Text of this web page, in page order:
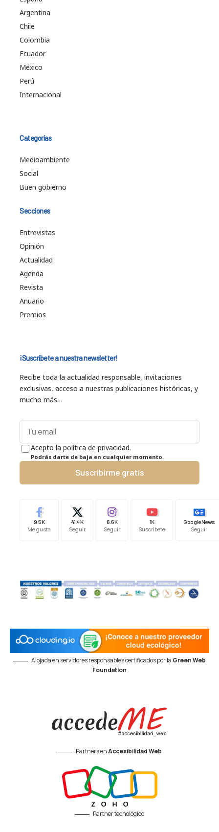
Argentina
Chile
Colombia
Ecuador
México
Perú
Internacional
Categorías
Medioambiente
Social
Buen gobierno
Secciones
Entrevistas
Opinión
Actualidad
Agenda
Revista
Anuario
Premios
¡Suscríbete a nuestra newsletter!
Recibe toda la actualidad responsable, invitaciones
exclusivas, acceso a nuestras publicaciones históricas, y
mucho más…
Acepto la política de privacidad.
Podrás darte de baja en cualquier momento.
Suscribirme gratis
9.5K
Me gusta
41.4K
Seguir
6.6K
Seguir
1K
Suscríbete
Google News
Seguir
Alojada en servidores responsables certificados por la Green Web
Foundation
Partners enAccesibilidad Web
Partner tecnológico